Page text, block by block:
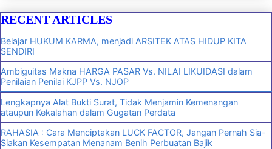
RECENT ARTICLES
Belajar HUKUM KARMA, menjadi ARSITEK ATAS HIDUP KITA
SENDIRI
Ambiguitas Makna HARGA PASAR Vs. NILAI LIKUIDASI dalam
Penilaian Penilai KJPP Vs. NJOP
Lengkapnya Alat Bukti Surat, Tidak Menjamin Kemenangan
ataupun Kekalahan dalam Gugatan Perdata
RAHASIA : Cara Menciptakan LUCK FACTOR, Jangan Pernah Sia-
Siakan Kesempatan Menanam Benih Perbuatan Bajik